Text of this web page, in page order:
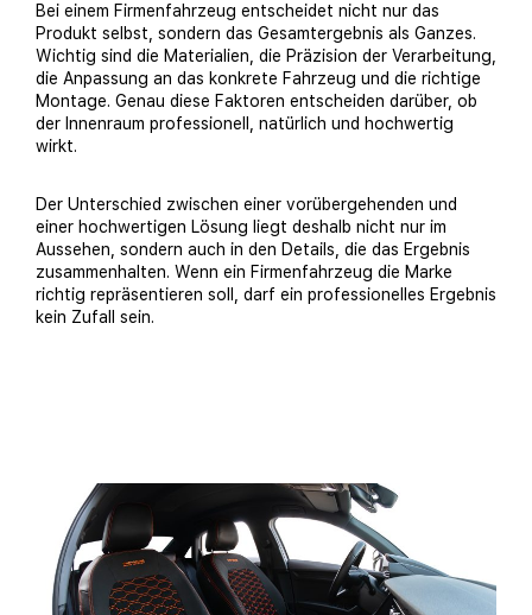
Bei einem Firmenfahrzeug entscheidet nicht nur das
Produkt selbst, sondern das Gesamtergebnis als Ganzes.
Wichtig sind die Materialien, die Präzision der Verarbeitung,
die Anpassung an das konkrete Fahrzeug und die richtige
Montage. Genau diese Faktoren entscheiden darüber, ob
der Innenraum professionell, natürlich und hochwertig
wirkt.
Der Unterschied zwischen einer vorübergehenden und
einer hochwertigen Lösung liegt deshalb nicht nur im
Aussehen, sondern auch in den Details, die das Ergebnis
zusammenhalten. Wenn ein Firmenfahrzeug die Marke
richtig repräsentieren soll, darf ein professionelles Ergebnis
kein Zufall sein.